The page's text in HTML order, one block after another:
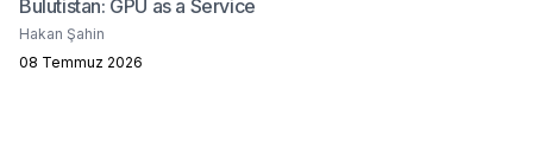
Bulutistan: GPU as a Service
Hakan Şahin
08 Temmuz 2026